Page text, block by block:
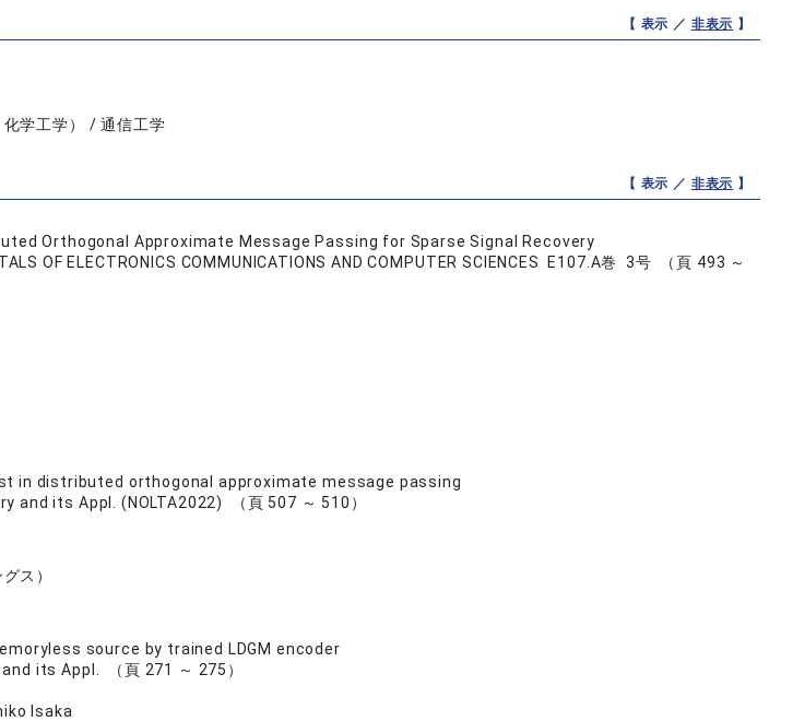
【 表示 ／ 非表示 】
学工学） / 通信工学
【 表示 ／ 非表示 】
Orthogonal Approximate Message Passing for Sparse Signal Recovery
OF ELECTRONICS COMMUNICATIONS AND COMPUTER SCIENCES E107.A巻 3号 （頁 493 ～
in distributed orthogonal approximate message passing
and its Appl. (NOLTA2022) （頁 507 ～ 510）
ス）
source by trained LDGM encoder
its Appl. （頁 271 ～ 275）
Isaka